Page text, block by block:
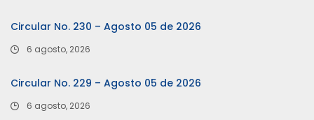
Circular No. 230 – Agosto 05 de 2026
6 agosto, 2026
Circular No. 229 – Agosto 05 de 2026
6 agosto, 2026